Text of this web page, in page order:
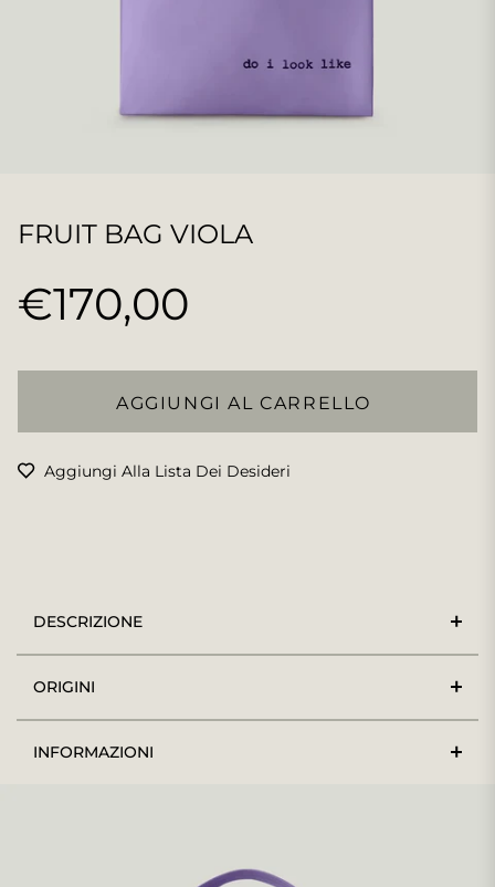
FRUIT BAG VIOLA
Prezzo
€170,00
AGGIUNGI AL CARRELLO
Aggiungi Alla Lista Dei Desideri
DESCRIZIONE
ORIGINI
INFORMAZIONI